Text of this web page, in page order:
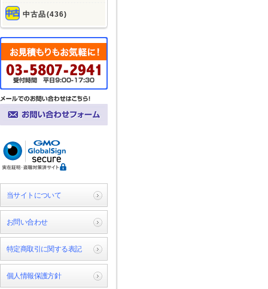
中古品(436)
当サイトについて
お問い合わせ
特定商取引に関する表記
個人情報保護方針